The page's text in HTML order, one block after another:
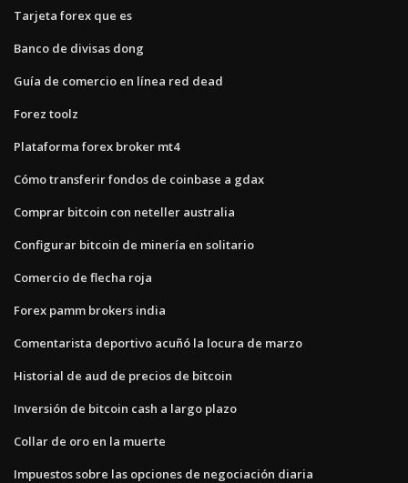
Tarjeta forex que es
Banco de divisas dong
Guía de comercio en línea red dead
Forez toolz
Plataforma forex broker mt4
Cómo transferir fondos de coinbase a gdax
Comprar bitcoin con neteller australia
Configurar bitcoin de minería en solitario
Comercio de flecha roja
Forex pamm brokers india
Comentarista deportivo acuñó la locura de marzo
Historial de aud de precios de bitcoin
Inversión de bitcoin cash a largo plazo
Collar de oro en la muerte
Impuestos sobre las opciones de negociación diaria